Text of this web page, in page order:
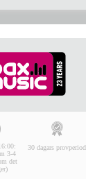
3-4
det
30 dagars provperiod